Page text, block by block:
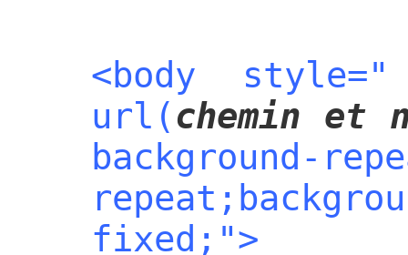
<body
url(chemin et
fixed;">